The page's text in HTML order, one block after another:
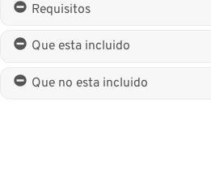
Requisitos
Que esta incluido
Que no esta incluido